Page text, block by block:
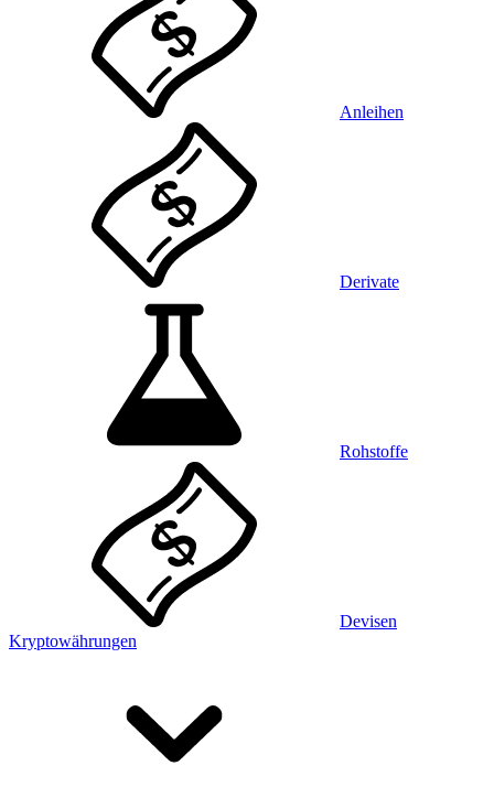
Anleihen
Derivate
Rohstoffe
Devisen
Kryptowährungen